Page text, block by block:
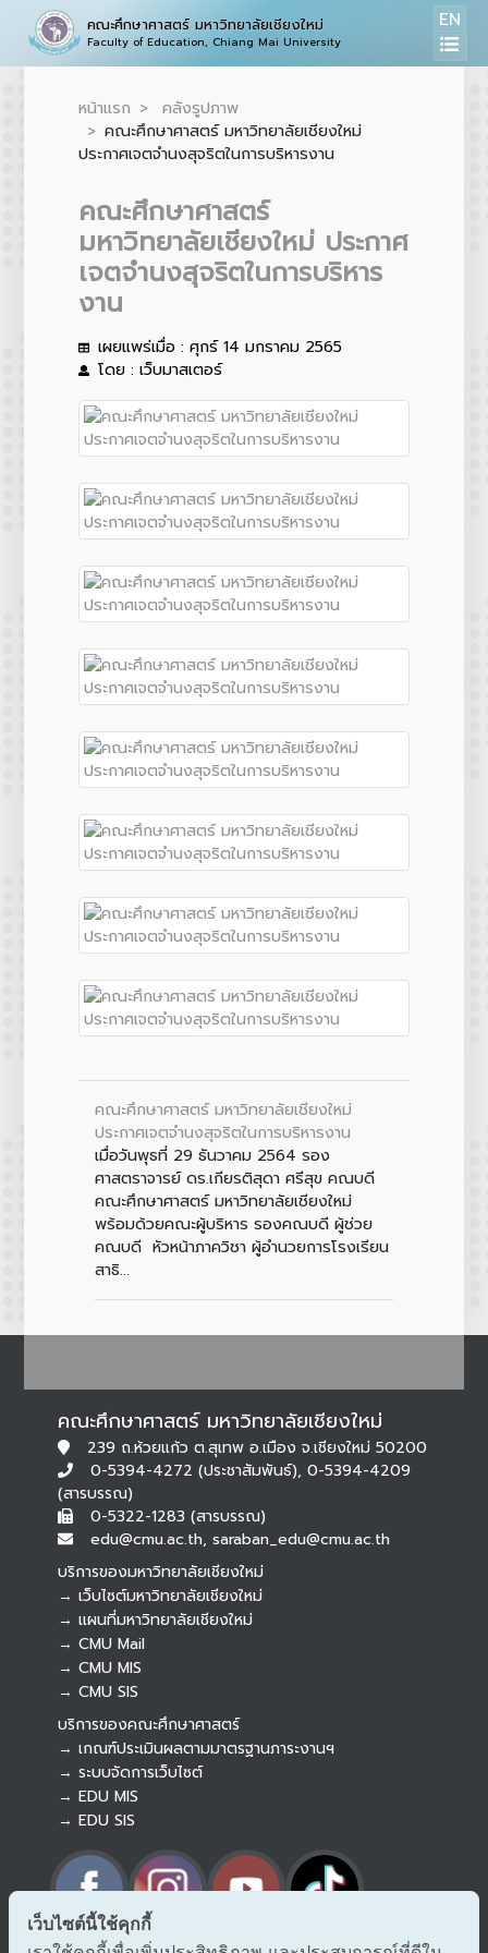
คณะศึกษาศาสตร์ มหาวิทยาลัยเชียงใหม่
Faculty of Education, Chiang Mai University
EN
หน้าแรก
คลังรูปภาพ
คณะศึกษาศาสตร์ มหาวิทยาลัยเชียงใหม่
ประกาศเจตจำนงสุจริตในการบริหารงาน
คณะศึกษาศาสตร์
มหาวิทยาลัยเชียงใหม่ ประกาศ
เจตจำนงสุจริตในการบริหาร
งาน
เผยแพร่เมื่อ : ศุกร์ 14 มกราคม 2565
โดย : เว็บมาสเตอร์
คณะศึกษาศาสตร์ มหาวิทยาลัยเชียงใหม่
ประกาศเจตจำนงสุจริตในการบริหารงาน
เมื่อวันพุธที่ 29 ธันวาคม 2564 รอง
ศาสตราจารย์ ดร.เกียรติสุดา ศรีสุข คณบดี
คณะศึกษาศาสตร์ มหาวิทยาลัยเชียงใหม่
พร้อมด้วยคณะผู้บริหาร รองคณบดี ผู้ช่วย
คณบดี หัวหน้าภาควิชา ผู้อำนวยการโรงเรียน
สาธิ...
คณะศึกษาศาสตร์ มหาวิทยาลัยเชียงใหม่
239 ถ.ห้วยแก้ว ต.สุเทพ อ.เมือง จ.เชียงใหม่ 50200
0-5394-4272 (ประชาสัมพันธ์), 0-5394-4209
(สารบรรณ)
0-5322-1283 (สารบรรณ)
edu@cmu.ac.th, saraban_edu@cmu.ac.th
บริการของมหาวิทยาลัยเชียงใหม่
→ เว็บไซต์มหาวิทยาลัยเชียงใหม่
→ แผนที่มหาวิทยาลัยเชียงใหม่
→ CMU Mail
→ CMU MIS
→ CMU SIS
บริการของคณะศึกษาศาสตร์
→ เกณฑ์ประเมินผลตามมาตรฐานภาระงานฯ
→ ระบบจัดการเว็บไซต์
→ EDU MIS
→ EDU SIS
Botnoi Assistant
Connecting…
เว็บไซต์นี้ใช้คุกกี้